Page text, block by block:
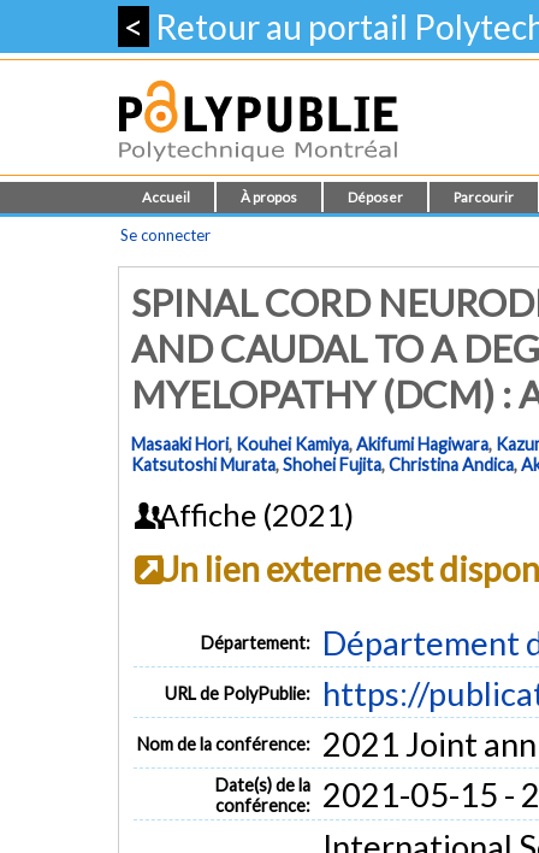
< Retour au portail
Accueil À propos Déposer Parcourir
Se connecter
SPINAL CORD
AND CAUDAL TO A
MYELOPATHY (DCM) :
Masaaki Hori, Kouhei Kamiya,Akifumi Hagiwara,
Katsutoshi Murata,Shohei Fujita,Christina Andica,
Affiche (2021)
Un lien externe est
Département: Département
URL de PolyPublie: https://
Nom de la conférence: 2021 Joint
Date(s) de la
conférence:
2021-05-15 -